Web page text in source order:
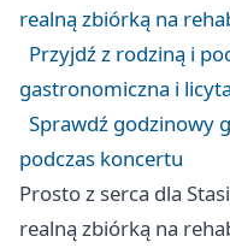
realną zbiórką na
Przyjdź z rodziną i
gastronomiczna i
Sprawdź godzinowy
podczas koncertu
Prosto z serca dla
realną zbiórką na